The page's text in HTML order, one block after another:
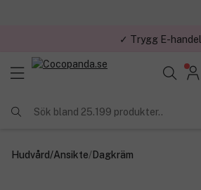
✓ Trygg E-handel
Sök bland 25.199 produkter..
Hudvård/Ansikte/Dagkräm